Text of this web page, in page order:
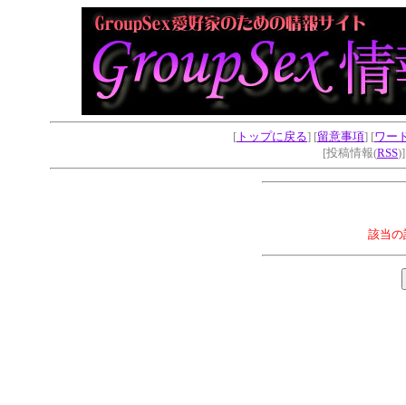
[ トップに戻る] [留意事項] [ワー
[投稿情報(RSS
該当の